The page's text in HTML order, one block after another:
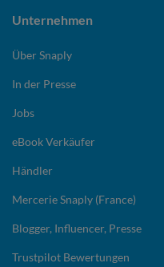
Unternehmen
Über Snaply
In der Presse
Jobs
eBook Verkäufer
Händler
Mercerie Snaply (France)
Blogger, Influencer, Presse
Trustpilot Bewertungen